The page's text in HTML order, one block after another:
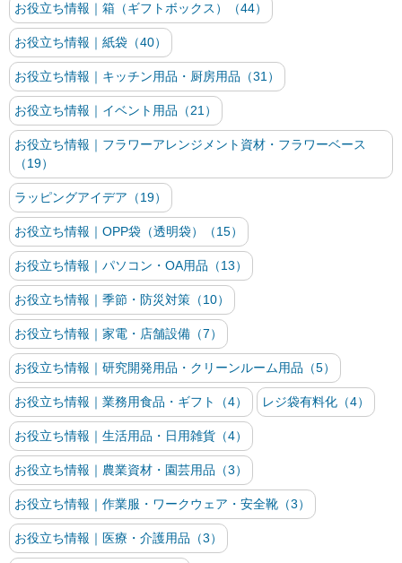
お役立ち情報｜箱（ギフトボックス）（44）
お役立ち情報｜紙袋（40）
お役立ち情報｜キッチン用品・厨房用品（31）
お役立ち情報｜イベント用品（21）
お役立ち情報｜フラワーアレンジメント資材・フラワーベース
（19）
ラッピングアイデア（19）
お役立ち情報｜OPP袋（透明袋）（15）
お役立ち情報｜パソコン・OA用品（13）
お役立ち情報｜季節・防災対策（10）
お役立ち情報｜家電・店舗設備（7）
お役立ち情報｜研究開発用品・クリーンルーム用品（5）
お役立ち情報｜業務用食品・ギフト（4） レジ袋有料化（4）
お役立ち情報｜生活用品・日用雑貨（4）
お役立ち情報｜農業資材・園芸用品（3）
お役立ち情報｜作業服・ワークウェア・安全靴（3）
お役立ち情報｜医療・介護用品（3）